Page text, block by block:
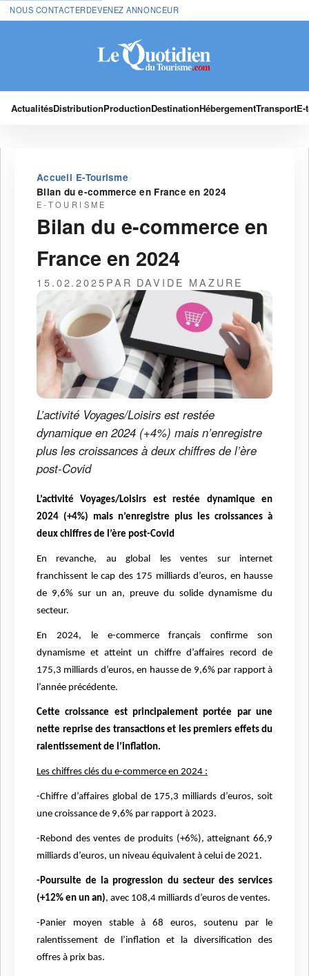
NOUS CONTACTERDEVENEZ ANNONCEUR
ActualitésDistributionProductionDestinationHébergementTransport
Accueil›E-Tourisme›
Bilan du e-commerce en France en 2024
E-TOURISME
Bilan du e-commerce en
France en 2024
15.02.2025PAR DAVIDE MAZURE
L’activité Voyages/Loisirs est restée
dynamique en 2024 (+4%) mais n’enregistre
plus les croissances à deux chiffres de l’ère
post-Covid
L’activité Voyages/Loisirs est restée dynamique en
2024 (+4%) mais n’enregistre plus les croissances à
deux chiffres de l’ère post-Covid
En revanche, au global les ventes sur internet
franchissent le cap des 175 milliards d’euros, en hausse
de 9,6% sur un an, preuve du solide dynamisme du
secteur.
En 2024, le e-commerce français confirme son
dynamisme et atteint un chiffre d’affaires record de
175,3 milliards d’euros, en hausse de 9,6% par rapport à
l’année précédente.
Cette croissance est principalement portée par une
nette reprise des transactions et les premiers effets du
ralentissement de l’inflation.
Les chiffres clés du e-commerce en 2024 :
-Chiffre d’affaires global de 175,3 milliards d’euros, soit
une croissance de 9,6% par rapport à 2023.
-Rebond des ventes de produits (+6%), atteignant 66,9
milliards d’euros, un niveau équivalent à celui de 2021.
-Poursuite de la progression du secteur des services
(+12% en un an), avec 108,4 milliards d’euros de ventes.
-Panier moyen stable à 68 euros, soutenu par le
ralentissement de l’inflation et la diversification des
offres à prix bas.